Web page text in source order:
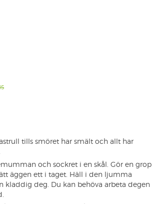
tills smöret har smält och allt har
och sockret i en skål. Gör en grop
äggen ett i taget. Häll i den ljumma
deg. Du kan behöva arbeta degen